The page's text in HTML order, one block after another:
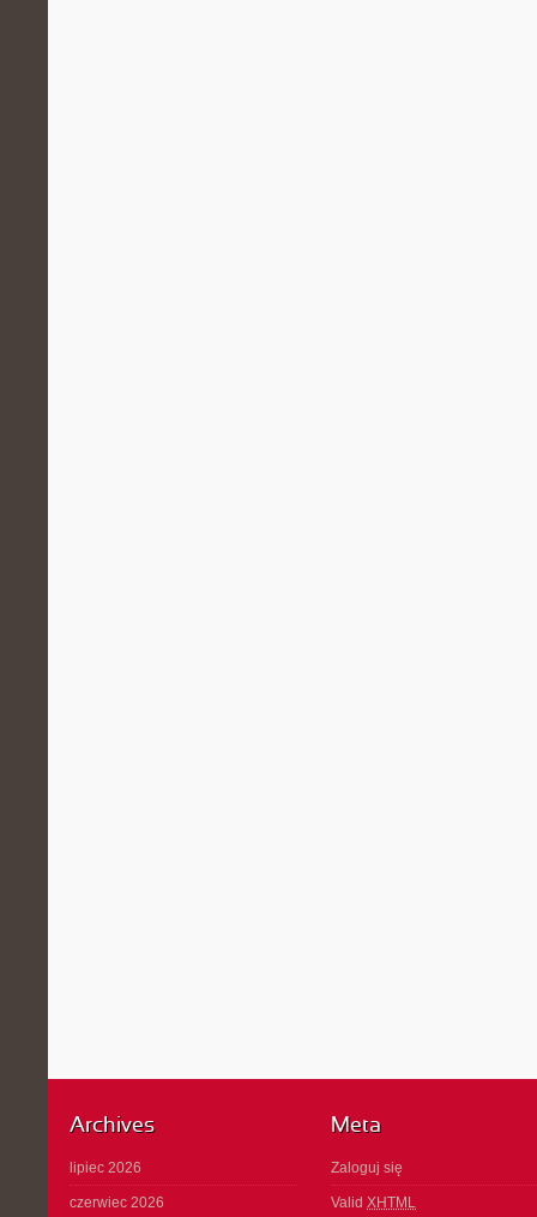
Archives
lipiec 2026
czerwiec 2026
Meta
Zaloguj się
Valid XHTML